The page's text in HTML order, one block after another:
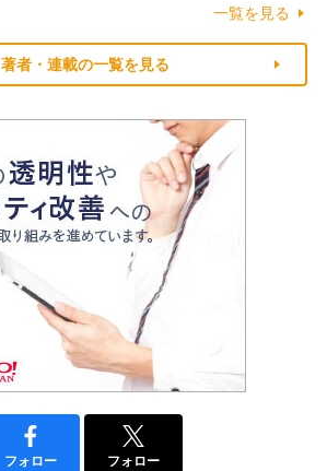
一覧を見る
著者・連載の一覧を見る
フォロー フォロー